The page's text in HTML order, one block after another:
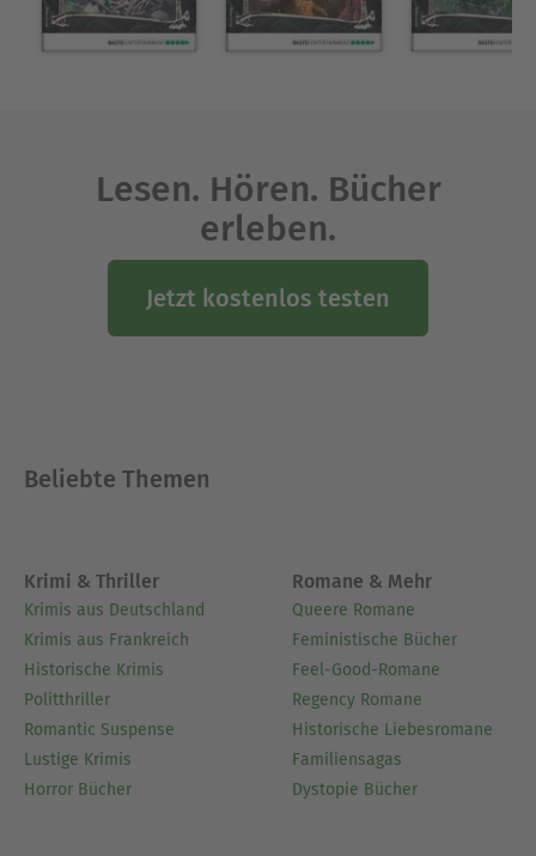
Lesen. Hören. Bücher
erleben.
Jetzt kostenlos testen
Beliebte Themen
Krimi & Thriller
Krimis aus Deutschland
Krimis aus Frankreich
Historische Krimis
Politthriller
Romantic Suspense
Lustige Krimis
Horror Bücher
Romane & Mehr
Queere Romane
Feministische Bücher
Feel-Good-Romane
Regency Romane
Historische Liebesromane
Familiensagas
Dystopie Bücher